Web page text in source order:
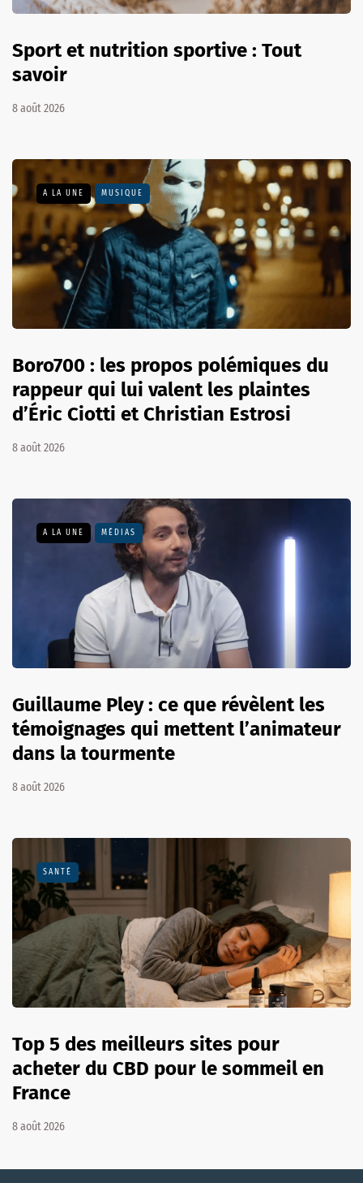
Sport et nutrition sportive : Tout
savoir
8 août 2026
A LA UNE MUSIQUE
Boro700 : les propos polémiques du
rappeur qui lui valent les plaintes
d’Éric Ciotti et Christian Estrosi
8 août 2026
A LA UNE MÉDIAS
Guillaume Pley : ce que révèlent les
témoignages qui mettent l’animateur
dans la tourmente
8 août 2026
SANTÉ
Top 5 des meilleurs sites pour
acheter du CBD pour le sommeil en
France
8 août 2026